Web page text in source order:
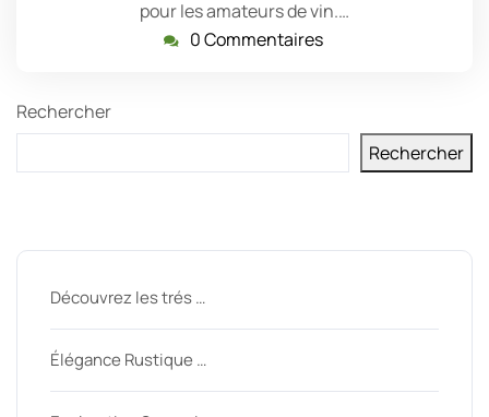
pour les amateurs de vin.…
0 Commentaires
Rechercher
Rechercher
Découvrez les trés …
Élégance Rustique …